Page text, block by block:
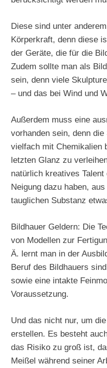
Diese sind unter
Körperkraft, denn diese
der Geräte, die für die
Zudem sollte man als
sein, denn viele
– und das bei Wind und
Außerdem muss eine
vorhanden sein, denn
vielfach mit Chemikalien
letzten Glanz zu
natürlich kreatives
Neigung dazu haben,
tauglichen Substanz
Bildhauer Geldern: Die
von Modellen zur
Ä. lernt man in der
Beruf des Bildhauers
sowie eine intakte
Voraussetzung.
Und das nicht nur, um
erstellen. Es besteht
das Risiko zu groß ist,
Meißel während seiner